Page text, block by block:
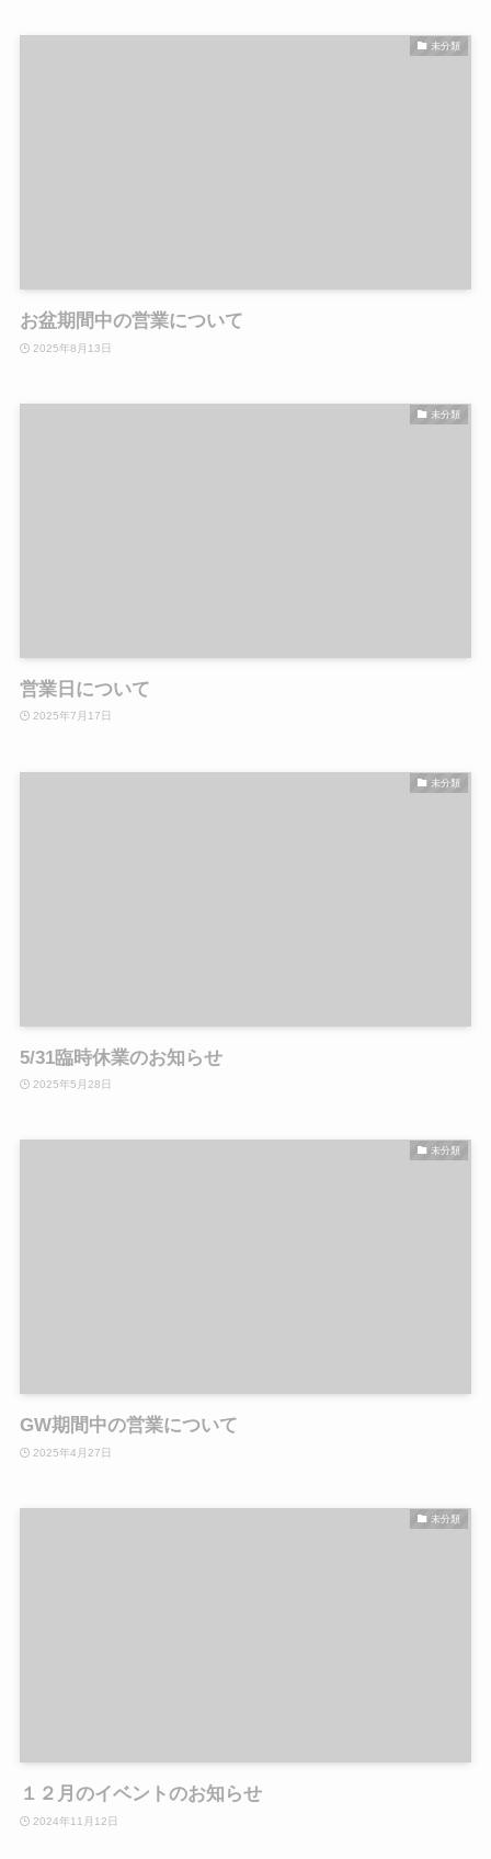
未分類
お盆期間中の営業について
2025年8月13日
未分類
営業日について
2025年7月17日
未分類
5/31臨時休業のお知らせ
2025年5月28日
未分類
GW期間中の営業について
2025年4月27日
未分類
１２月のイベントのお知らせ
2024年11月12日